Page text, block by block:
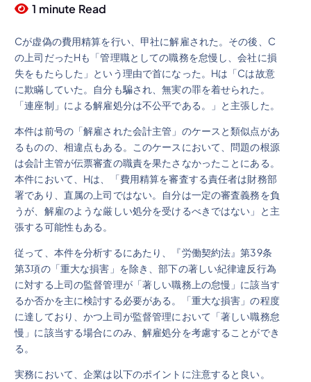
1 minute Read
Cが虚偽の費用精算を行い、甲社に解雇された。その後、C
の上司だったHも「管理職としての職務を怠慢し、会社に損
失をもたらした」という理由で首になった。Hは「Cは故意
に欺瞞していた。自分も騙され、無実の罪を着せられた。
「連座制」による解雇処分は不公平である。」と主張した。
本件は前号の「解雇された会計主管」のケースと類似点があ
るものの、相違点もある。このケースにおいて、問題の根源
は会計主管が伝票審査の職責を果たさなかったことにある。
本件において、Hは、「費用精算を審査する責任者は財務部
署であり、直属の上司ではない。自分は一定の審査義務を負
うが、解雇のような厳しい処分を受けるべきではない」と主
張する可能性もある。
従って、本件を分析するにあたり、『労働契約法』第39条
第3項の「重大な損害」を除き、部下の著しい紀律違反行為
に対する上司の監督管理が「著しい職務上の怠慢」に該当す
るか否かを主に検討する必要がある。「重大な損害」の程度
に達しており、かつ上司が監督管理において「著しい職務怠
慢」に該当する場合にのみ、解雇処分を考慮することができ
る。
実務において、企業は以下のポイントに注意すると良い。